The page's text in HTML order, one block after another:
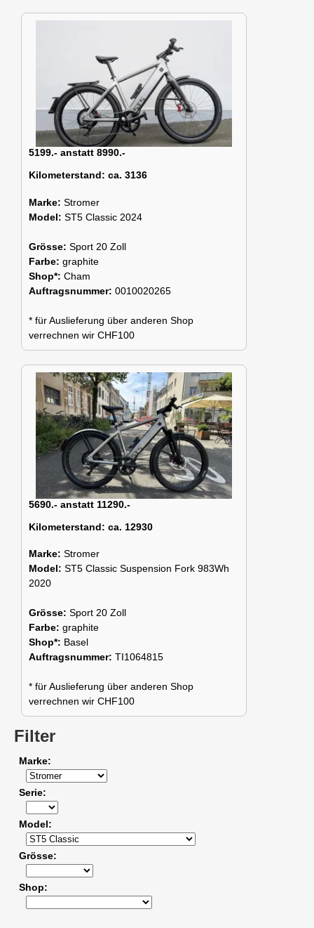
5199.- anstatt 8990.-
Kilometerstand: ca. 3136
Marke: Stromer
Model: ST5 Classic 2024
Grösse: Sport 20 Zoll
Farbe: graphite
Shop*: Cham
Auftragsnummer: 0010020265
* für Auslieferung über anderen Shop
verrechnen wir CHF100
5690.- anstatt 11290.-
Kilometerstand: ca. 12930
Marke: Stromer
Model: ST5 Classic Suspension Fork 983Wh
2020
Grösse: Sport 20 Zoll
Farbe: graphite
Shop*: Basel
Auftragsnummer: TI1064815
* für Auslieferung über anderen Shop
verrechnen wir CHF100
Filter
Marke
Serie
Model
Grösse
Shop